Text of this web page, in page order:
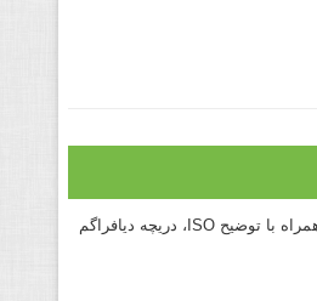
درک نوردهی – همراه با توضیح ISO، دریچه دیافراگم